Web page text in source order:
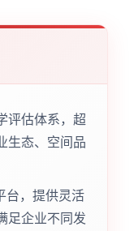
评估体系，超
生态、空间品
台，提供灵活
足企业不同发